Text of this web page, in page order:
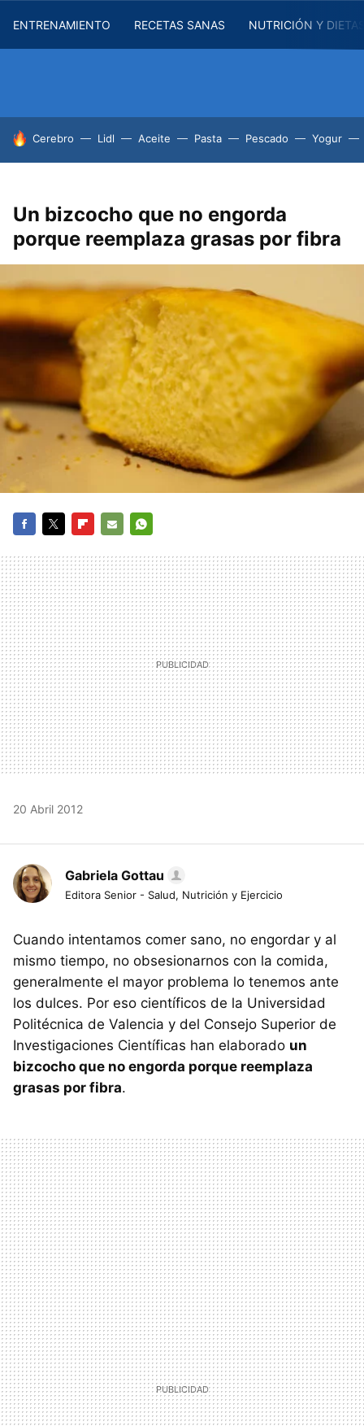
ENTRENAMIENTO RECETAS SANAS NUTRICIÓN Y
HOY SE HABLA DE
Cerebro Lidl Aceite Pasta Pescado Yogur
Un bizcocho que no engorda
porque reemplaza grasas por fibra
MAIL
20 Abril 2012
Gabriela Gottau
Editora Senior - Salud, Nutrición y Ejercicio
Cuando intentamos comer sano, no engordar y al
mismo tiempo, no obsesionarnos con la comida,
generalmente el mayor problema lo tenemos ante
los dulces. Por eso científicos de la Universidad
Politécnica de Valencia y del Consejo Superior de
Investigaciones Científicas han elaborado un
bizcocho que no engorda porque reemplaza
grasas por fibra.